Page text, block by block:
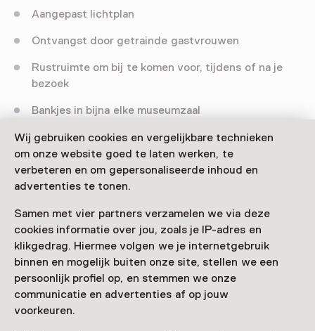
Wij gebruiken cookies en vergelijkbare technieken
om onze website goed te laten werken, te
verbeteren en om gepersonaliseerde inhoud en
advertenties te tonen.
Samen met vier partners verzamelen we via deze
cookies informatie over jou, zoals je IP-adres en
klikgedrag. Hiermee volgen we je internetgebruik
binnen en mogelijk buiten onze site, stellen we een
persoonlijk profiel op, en stemmen we onze
communicatie en advertenties af op jouw
voorkeuren.
Aangepast lichtplan
Ontvangst door getrainde gastvrouwen
Rustruimte om bij te komen voor, tijdens of na je
bezoek
Bankjes in bijna elke museumzaal
Er zijn geen prikkeldempende hulpmiddelen
aanwezig
Reserveren van een ticket met starttijd is verplicht
Deze activiteit is afgelopen. Je kunt hier niet
meer aan deelnemen.
Bekijk alle actuele activiteiten op